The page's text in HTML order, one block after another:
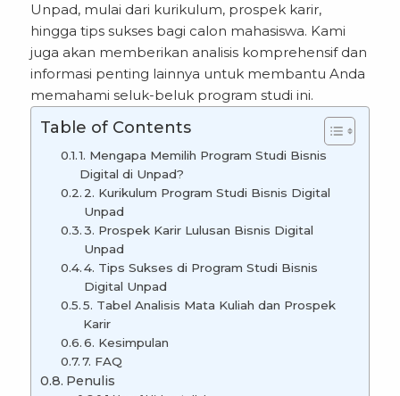
Unpad, mulai dari kurikulum, prospek karir,
hingga tips sukses bagi calon mahasiswa. Kami
juga akan memberikan analisis komprehensif dan
informasi penting lainnya untuk membantu Anda
memahami seluk-beluk program studi ini.
Table of Contents
1. Mengapa Memilih Program Studi Bisnis
Digital di Unpad?
2. Kurikulum Program Studi Bisnis Digital
Unpad
3. Prospek Karir Lulusan Bisnis Digital
Unpad
4. Tips Sukses di Program Studi Bisnis
Digital Unpad
5. Tabel Analisis Mata Kuliah dan Prospek
Karir
6. Kesimpulan
7. FAQ
Penulis